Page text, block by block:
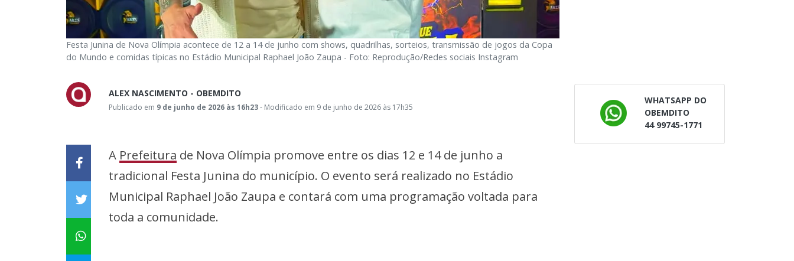
Festa Junina de Nova Olímpia acontece de 12 a 14 de junho com shows, quadrilhas, sorteios, transmissão de jogos da Copa
do Mundo e comidas típicas no Estádio Municipal Raphael João Zaupa - Foto: Reprodução/Redes sociais Instagram
ALEX NASCIMENTO - OBEMDITO
Publicado em 9 de junho de 2026 às 16h23- Modificado em 9 de junho de 2026 às 17h35
A Prefeitura de Nova Olímpia promove entre os dias 12 e 14 de junho a
tradicional Festa Junina do município. O evento será realizado no Estádio
Municipal Raphael João Zaupa e contará com uma programação voltada para
toda a comunidade.
WHATSAPP DO
OBEMDITO
44 99745-1771